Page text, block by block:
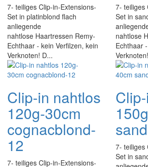
7- teiliges Clip-in-Extensions-
Set in platinblond flach
anliegende
nahtlose Haartressen Remy-
Echthaar - kein Verfilzen, kein
Verknoten! D...
7- teiliges
Set in
nahtlose
Echthaar
Clip-in nahtlos
120g-30cm
cognacblond-
12
7- teiliges Clip-in-Extensions-
7- teiliges
Set in